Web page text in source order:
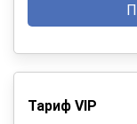
Тариф VIP